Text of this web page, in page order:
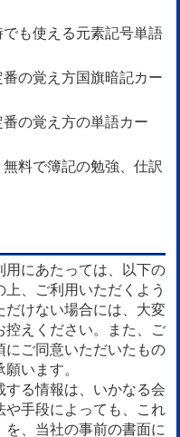
も使える元素記号単語
の覚え方国旗暗記カー
の覚え方の単語カー
無料で簿記の勉強、仕訳
にあたっては、以下の
、ご利用いただくよう
だけない場合には、大変
控えください。また、ご
にご同意いただいたもの
います。
る情報は、いかなる会
や手段によっても、これ
、当社の事前の書面に